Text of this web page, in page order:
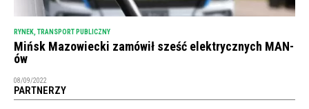
RYNEK TRANSPORT PUBLICZNY
Mińsk Mazowiecki zamówił sześć elektrycznych MAN-
ów
08/09/2022
PARTNERZY